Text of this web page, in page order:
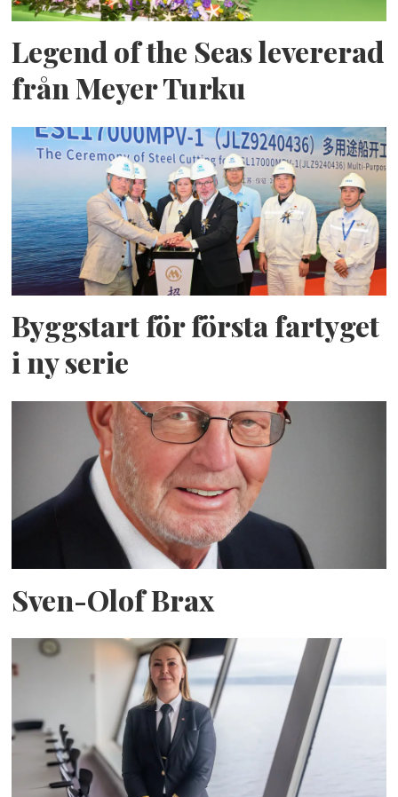
Legend of the Seas levererad
från Meyer Turku
Byggstart för första fartyget
i ny serie
Sven-Olof Brax